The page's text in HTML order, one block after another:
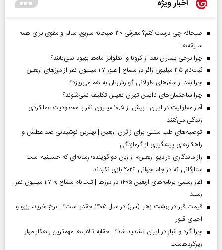
اخبار ویژه
صبحانه چی درست کنم؟ معرفی ۳۰ صبحانه سریع، سالم و مقوی برای همه
سلیقه‌ها
چرا برخی بیماران بعد از کرونا و آنفلوآنزا ماه‌ها بهبود نمی‌یابند؟
ثبت‌نام ۲.۵ میلیون زائر در سماح | عبور ۱.۷ میلیون نفر از مرز‌های اربعین
چرا بعد از سفرهای طولانی گوارش‌تان به هم می‌ریزد؟
چرا ساختمان‌های ناایمن تهران تعیین تکلیف نمی‌شوند؟
آمار معلولیت در ایران | بیش از ۱۰.۵ میلیون نفر با محدودیت عملکردی
زندگی می‌کنند
توصیه‌های طب سنتی برای زائران اربعین | بهترین نوشیدنی ضد عطش و
راهکارهای پیشگیری از گرمازدگی
راز ماندگاری «رادیو اربعین» از زبان دو گوینده؛ رسانه‌ای که حسینیه است
ستارگانی که در جام جهانی ۲۰۲۶ بازی نکردند
آغاز رسمی برنامه‌های اربعین ۱۴۰۵ در مرز‌ها | ثبت‌نام سماح به ۱.۷ میلیون نفر
رسید
قیمت قبر در بهشت زهرا (س) در سال ۱۴۰۵ چقدر است؟ | نرخ خرید، رزرو و
احیای قبور
چرا گرد و غبار در ایران تشدید شد؟ | حقابه تالاب‌ها مهم‌ترین راهکار مهار
ریزگردهاست